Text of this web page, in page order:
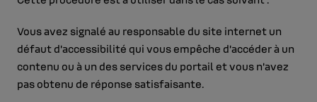
Vous avez signalé au responsable du site internet un
défaut d’accessibilité qui vous empêche d’accéder à un
contenu ou à un des services du portail et vous n’avez
pas obtenu de réponse satisfaisante.